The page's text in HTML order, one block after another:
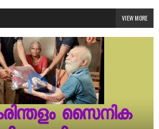
VIEW MORE